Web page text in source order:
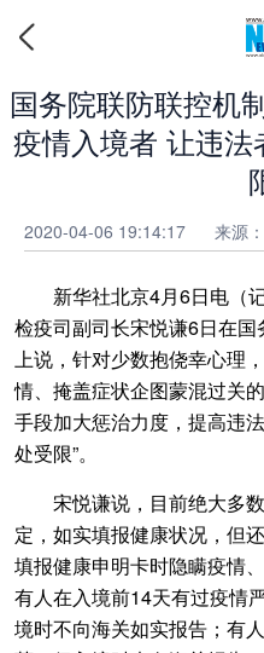
国务院联防联控机
疫情入境者 让违
2020-04-06 19:14:17 来源
新华社北京4月6日电（记
检疫司副司长宋悦谦6日在
上说，针对少数抱侥幸心理
情、掩盖症状企图蒙混过关
手段加大惩治力度，提高违
处受限”。
宋悦谦说，目前绝大多数
定，如实填报健康状况，但
填报健康申明卡时隐瞒疫情
有人在入境前14天有过疫情
境时不向海关如实报告；有